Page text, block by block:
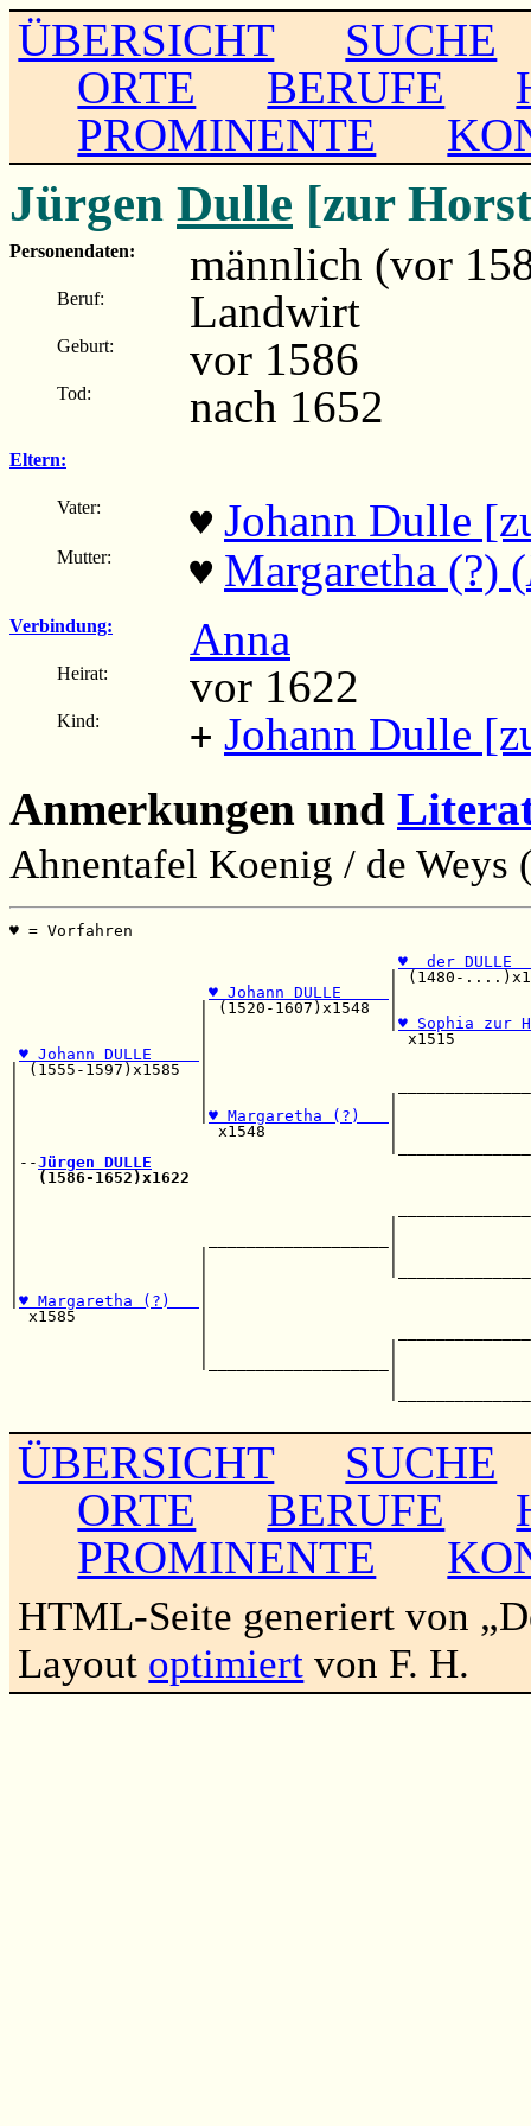
ÜBERSICHT
SUCHE
ORTE
BERUFE
PROMINENTE
Jürgen Dulle [zur
Personendaten: männlich (vor
Beruf: Landwirt
Geburt: vor 1586
Tod: nach 1652
Eltern:
Vater: ♥ Johann Dulle
Mutter: ♥ Margaretha (?) (
Verbindung: Anna
Heirat: vor 1622
Kind: + Johann Dulle
Anmerkungen und
Ahnentafel Koenig / de Weys
♥ = Vorfahren
♥  der
| (1480-
♥ Johann DULLE
| (1520-1607)x1548  |
♥ Sophia zur
|
♥ Johann DULLE
| (1555-1597)x1585  |
♥ Margaretha (?)
|                     x1548             |
|--Jürgen DULLE
(1586-1652)x1622
♥ Margaretha (?)
x1585             |
ÜBERSICHT
SUCHE
ORTE
BERUFE
PROMINENTE
HTML-Seite generiert von
Layout optimiert von F. H.